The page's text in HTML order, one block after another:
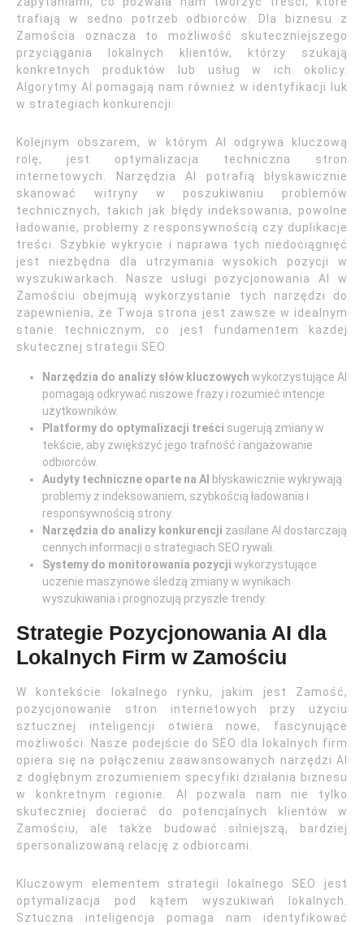
trafiają w sedno potrzeb odbiorców. Dla biznesu z
Zamościa oznacza to możliwość skuteczniejszego
przyciągania lokalnych klientów, którzy szukają
konkretnych produktów lub usług w ich okolicy.
Algorytmy AI pomagają nam również w identyfikacji luk
w strategiach konkurencji.
Kolejnym obszarem, w którym AI odgrywa kluczową
rolę, jest optymalizacja techniczna stron
internetowych. Narzędzia AI potrafią błyskawicznie
skanować witryny w poszukiwaniu problemów
technicznych, takich jak błędy indeksowania, powolne
ładowanie, problemy z responsywnością czy duplikacje
treści. Szybkie wykrycie i naprawa tych niedociągnięć
jest niezbędna dla utrzymania wysokich pozycji w
wyszukiwarkach. Nasze usługi pozycjonowania AI w
Zamościu obejmują wykorzystanie tych narzędzi do
zapewnienia, że Twoja strona jest zawsze w idealnym
stanie technicznym, co jest fundamentem każdej
skutecznej strategii SEO.
Narzędzia do analizy słów kluczowych wykorzystujące AI
pomagają odkrywać niszowe frazy i rozumieć intencje
użytkowników.
Platformy do optymalizacji treści sugerują zmiany w
tekście, aby zwiększyć jego trafność i angażowanie
odbiorców.
Audyty techniczne oparte na AI błyskawicznie wykrywają
problemy z indeksowaniem, szybkością ładowania i
responsywnością strony.
Narzędzia do analizy konkurencji zasilane AI dostarczają
cennych informacji o strategiach SEO rywali.
Systemy do monitorowania pozycji wykorzystujące
uczenie maszynowe śledzą zmiany w wynikach
wyszukiwania i prognozują przyszłe trendy.
Strategie Pozycjonowania AI dla
Lokalnych Firm w Zamościu
W kontekście lokalnego rynku, jakim jest Zamość,
pozycjonowanie stron internetowych przy użyciu
sztucznej inteligencji otwiera nowe, fascynujące
możliwości. Nasze podejście do SEO dla lokalnych firm
opiera się na połączeniu zaawansowanych narzędzi AI
z dogłębnym zrozumieniem specyfiki działania biznesu
w konkretnym regionie. AI pozwala nam nie tylko
skuteczniej docierać do potencjalnych klientów w
Zamościu, ale także budować silniejszą, bardziej
spersonalizowaną relację z odbiorcami.
Kluczowym elementem strategii lokalnego SEO jest
optymalizacja pod kątem wyszukiwań lokalnych.
Sztuczna inteligencja pomaga nam identyfikować